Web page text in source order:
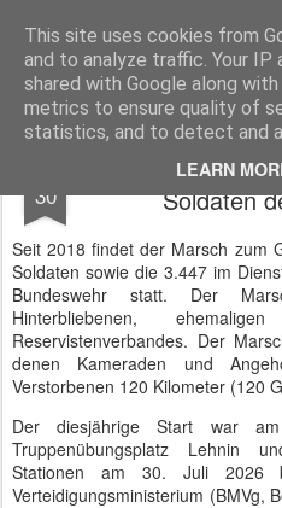
This site uses cookies from
and to analyze traffic. Your IP
shared with Google along
metrics to ensure quality of
statistics, and to detect and
LEARN
BTB concept Media
30
Marsch zum
Soldaten
Seit 2018 findet der Marsch zum
Soldaten sowie die 3.447 im
Bundeswehr statt. Der
Hinterbliebenen,
Reservistenverbandes. Der
denen Kameraden und
Verstorbenen 120 Kilometer (120
Der diesjährige Start war
Truppenübungsplatz Lehnin
Stationen am 30. Juli 2026
Verteidigungsministerium (BMVg,